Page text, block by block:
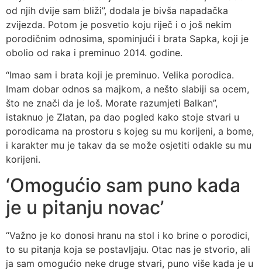
od njih dvije sam bliži”, dodala je bivša napadačka
zvijezda. Potom je posvetio koju riječ i o još nekim
porodičnim odnosima, spominjući i brata Sapka, koji je
obolio od raka i preminuo 2014. godine.
“Imao sam i brata koji je preminuo. Velika porodica.
Imam dobar odnos sa majkom, a nešto slabiji sa ocem,
što ne znači da je loš. Morate razumjeti Balkan”,
istaknuo je Zlatan, pa dao pogled kako stoje stvari u
porodicama na prostoru s kojeg su mu korijeni, a bome,
i karakter mu je takav da se može osjetiti odakle su mu
korijeni.
‘Omogućio sam puno kada
je u pitanju novac’
“Važno je ko donosi hranu na stol i ko brine o porodici,
to su pitanja koja se postavljaju. Otac nas je stvorio, ali
ja sam omogućio neke druge stvari, puno više kada je u